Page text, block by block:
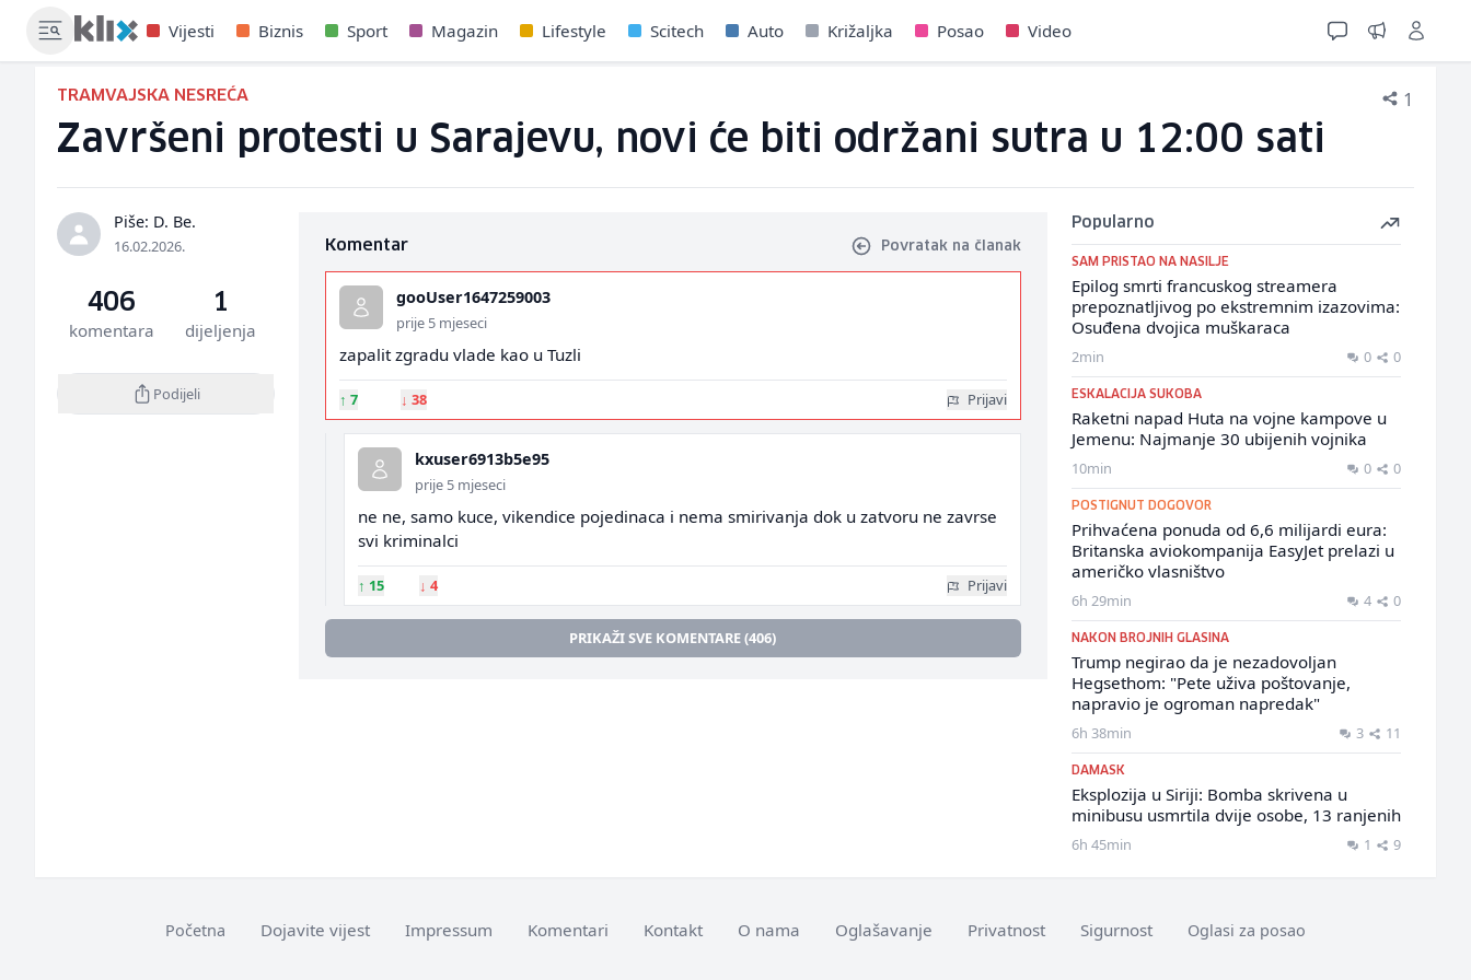
Vijesti Biznis Sport Magazin Lifestyle Scitech Auto Križaljka Posao Video
TRAMVAJSKA NESREĆA 1
Završeni protesti u Sarajevu, novi će biti održani sutra u 12:00 sati
Piše: D. Be.
16.02.2026.
406
komentara
1
dijeljenja
Podijeli
Komentar Povratak na članak
gooUser1647259003
prije 5 mjeseci
zapalit zgradu vlade kao u Tuzli
↑ 7 ↓ 38 Prijavi
kxuser6913b5e95
prije 5 mjeseci
ne ne, samo kuce, vikendice pojedinaca i nema smirivanja dok u zatvoru ne zavrse
svi kriminalci
↑ 15 ↓ 4 Prijavi
PRIKAŽI SVE KOMENTARE (406)
Popularno
SAM PRISTAO NA NASILJE
Epilog smrti francuskog streamera
prepoznatljivog po ekstremnim izazovima:
Osuđena dvojica muškaraca
2min 0 0
ESKALACIJA SUKOBA
Raketni napad Huta na vojne kampove u
Jemenu: Najmanje 30 ubijenih vojnika
10min 0 0
POSTIGNUT DOGOVOR
Prihvaćena ponuda od 6,6 milijardi eura:
Britanska aviokompanija EasyJet prelazi u
američko vlasništvo
6h 29min 4 0
NAKON BROJNIH GLASINA
Trump negirao da je nezadovoljan
Hegsethom: "Pete uživa poštovanje,
napravio je ogroman napredak"
6h 38min 3 11
DAMASK
Eksplozija u Siriji: Bomba skrivena u
minibusu usmrtila dvije osobe, 13 ranjenih
6h 45min 1 9
Početna Dojavite vijest Impressum Komentari Kontakt O nama Oglašavanje Privatnost Sigurnost Oglasi za posao